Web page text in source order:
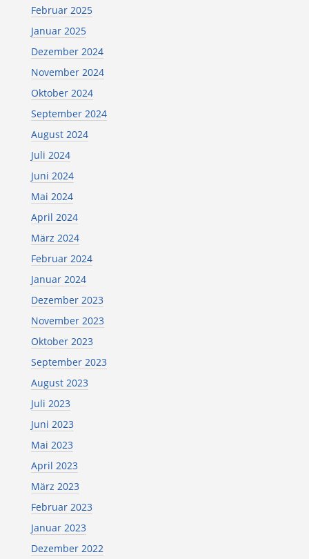
Februar 2025
Januar 2025
Dezember 2024
November 2024
Oktober 2024
September 2024
August 2024
Juli 2024
Juni 2024
Mai 2024
April 2024
März 2024
Februar 2024
Januar 2024
Dezember 2023
November 2023
Oktober 2023
September 2023
August 2023
Juli 2023
Juni 2023
Mai 2023
April 2023
März 2023
Februar 2023
Januar 2023
Dezember 2022